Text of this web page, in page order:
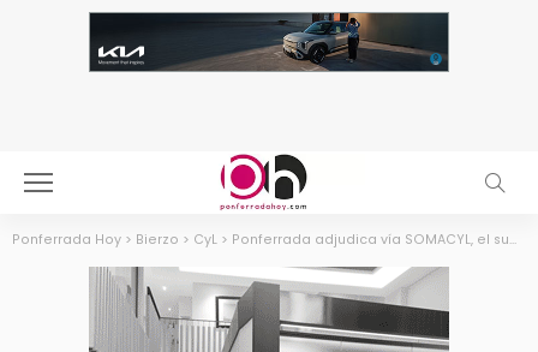
Ponferrada Hoy > Bierzo > CyL > Ponferrada adjudica vía SOMACYL, el suministro de luminarias LED para renovar por completo su alumbrado público